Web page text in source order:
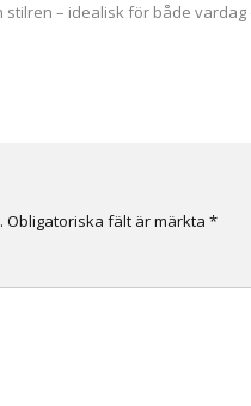
– idealisk för både
Obligatoriska fält är märkta *